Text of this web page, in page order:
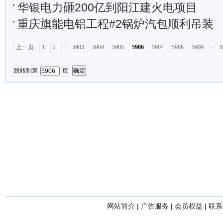
华银电力砸200亿到阳江建火电项目
重庆旗能电铝工程#2锅炉汽包顺利吊装
上一页 1 2 ... 5903 5904 5905 5906 5907 5908 5909 ...
跳转到第 页
网站简介 | 广告服务 | 会员权益 | 联